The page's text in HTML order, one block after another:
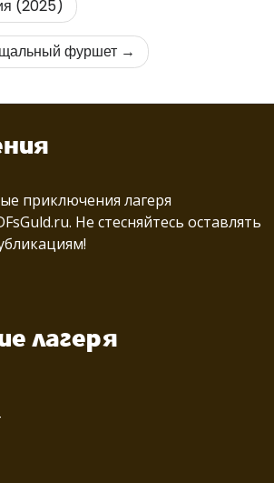
(2025)
фуршет
приключения лагеря
Не стесняйтесь оставлять
лагеря